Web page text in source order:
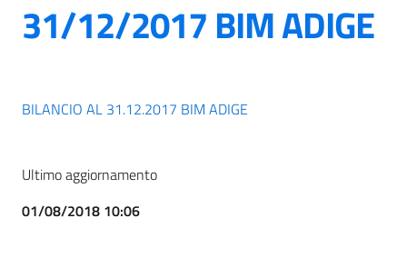
31/12/2017 BIM ADIGE
BILANCIO AL 31.12.2017 BIM ADIGE
Ultimo aggiornamento
01/08/2018 10:06